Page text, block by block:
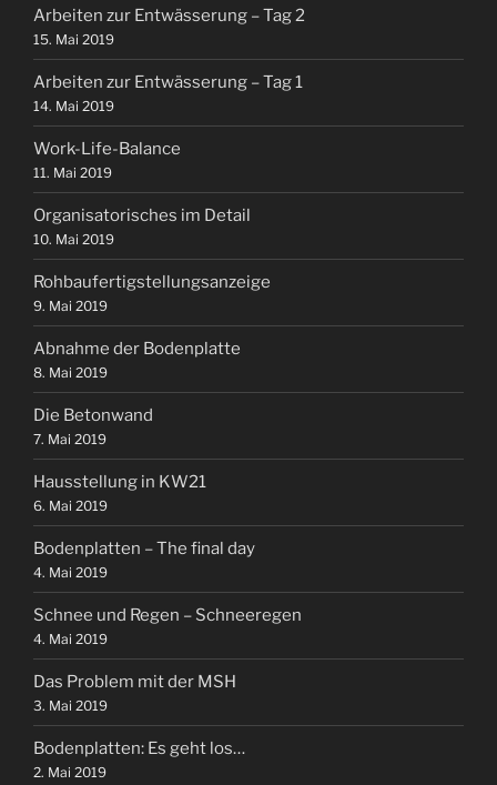
Arbeiten zur Entwässerung – Tag 2
15. Mai 2019
Arbeiten zur Entwässerung – Tag 1
14. Mai 2019
Work-Life-Balance
11. Mai 2019
Organisatorisches im Detail
10. Mai 2019
Rohbaufertigstellungsanzeige
9. Mai 2019
Abnahme der Bodenplatte
8. Mai 2019
Die Betonwand
7. Mai 2019
Hausstellung in KW21
6. Mai 2019
Bodenplatten – The final day
4. Mai 2019
Schnee und Regen – Schneeregen
4. Mai 2019
Das Problem mit der MSH
3. Mai 2019
Bodenplatten: Es geht los…
2. Mai 2019